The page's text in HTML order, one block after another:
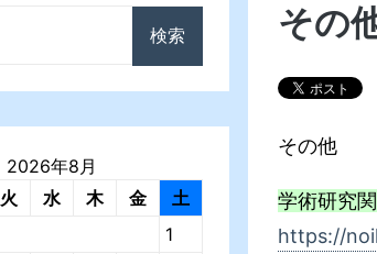
その
その他
学術研究
https://
2026年8月
火 水 木 金
土
1